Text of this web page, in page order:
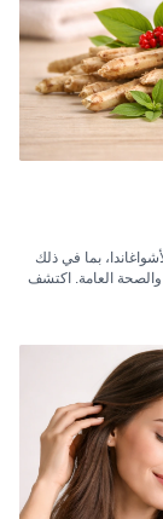
بما في ذلك
العامة. اكتشف